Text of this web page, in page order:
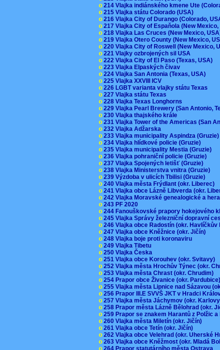
o 214 Vlajka indiánského kmene Ute
o 215 Vlajka státu Colorado (USA)
o 216 Vlajka City of Durango (Colorado,
o 217 Vlajka City of Espaňola (New
o 218 Vlajka Las Cruces (New Mexico,
o 219 Vlajka Otero County (New Mexico,
o 220 Vlajka City of Roswell (New Mexico,
o 221 Vlajky ozbrojených sil USA
o 222 Vlajka City of El Paso (Texas, USA)
o 223 Vlajka Elpaských čivav
o 224 Vlajka San Antonia (Texas, USA)
o 225 Vlajka XXVIII ICV
o 226 LGBT varianta vlajky státu Texas
o 227 Vlajka státu Texas
o 228 Vlajka Texas Longhorns
o 229 Vlajka Pearl Brewery (San Antonio,
o 230 Vlajka thajského krále
o 231 Vlajka Tower of the Americas (San
o 232 Vlajka Adžarska
o 233 Vlajka municipality Aspindza
o 234 Vlajka hlídkové policie (Gruzie)
o 235 Vlajka municipality Mestia (Gruzie)
o 236 Vlajka pohraniční policie (Gruzie)
o 237 Vlajka Spojených letišť (Gruzie)
o 238 Vlajka Ministerstva vnitra (Gruzie)
o 239 Výzdoba v ulicích Tbilisi (Gruzie)
o 240 Vlajka města Frýdlant (okr. Liberec)
o 241 Vlajka obce Lázně Libverda (okr.
o 242 Vlajka Moravské genealogické a
o 243 PF 2020
o 244 Fanouškovské prapory hokejového
o 245 Vlajka Správy železniční dopravní
o 246 Vlajka obce Radostín (okr.
o 247 Vlajka obce Kněžnice (okr. Jičín)
o 248 Vlajka boje proti koronaviru
o 249 Vlajka Tibetu
o 250 Vlajka Česka
o 251 Vlajka obce Korouhev (okr. Svitavy)
o 252 Vlajka města Hrochův Týnec (okr.
o 253 Vlajka města Chrast (okr. Chrudim)
o 254 Prapor obce Živanice (okr.
o 255 Vlajka města Lipnice nad Sázavou
o 256 Prapor III.E SVVŠ JKT v Hradci
o 257 Vlajka města Jáchymov (okr.
o 258 Prapor města Lázně Bělohrad (okr.
o 259 Prapor se znakem Harantů z Polžic
o 260 Vlajka města Miletín (okr. Jičín)
o 261 Vlajka obce Tetín (okr. Jičín)
o 262 Vlajka obce Velehrad (okr. Uherské
o 263 Vlajka obce Kněžmost (okr. Mladá
o 264 Prapor statutárního města Ostrava